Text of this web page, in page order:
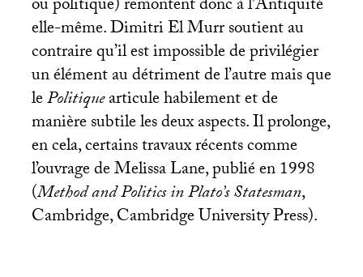
ou politique) remontent donc à l’Antiquité
elle-même. Dimitri El Murr soutient au
contraire qu’il est impossible de privilégier
un élément au détriment de l’autre mais que
lePolitiquearticule habilement et de
manière subtile les deux aspects. Il prolonge,
en cela, certains travaux récents comme
l’ouvrage de Melissa Lane, publié en 1998
(Method and Politics in Plato’s Statesman,
Cambridge, Cambridge University Press).